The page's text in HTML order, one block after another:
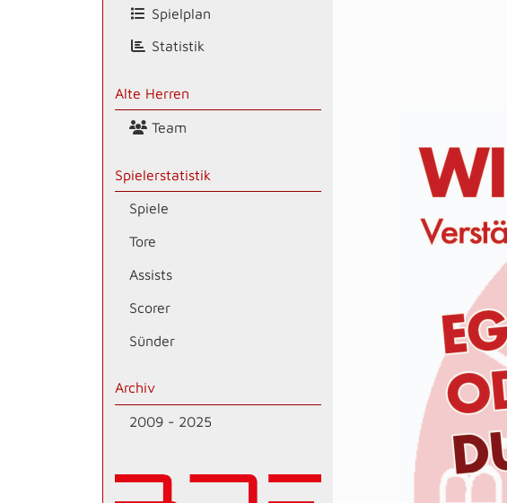
Spielplan
Statistik
Alte Herren
Team
Spielerstatistik
Spiele
Tore
Assists
Scorer
Sünder
Archiv
2009 - 2025